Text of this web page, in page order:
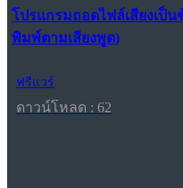
โปรแกรมถอดไฟล์เสียงเป็
พิมพ์ตามเสียงพูด)
ฟรีแวร์
ดาวน์โหลด : 62